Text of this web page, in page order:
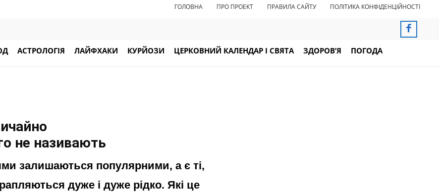
ГОЛОВНА ПРО ПРОЕКТ ПРАВИЛА САЙТУ ПОЛІТИКА КОНФІДЕНЦІЙНОСТІ
АСТРОЛОГІЯ ЛАЙФХАКИ КУРЙОЗИ ЦЕРКОВНИЙ КАЛЕНДАР І СВЯТА ЗДОРОВ’Я ПОГОДА
не називають
залишаються популярними, а є ті,
дуже і дуже рідко. Які це